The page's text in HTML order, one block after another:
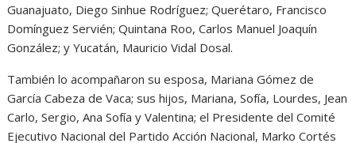
Guanajuato, Diego Sinhue Rodríguez; Querétaro, Francisco
Domínguez Servién; Quintana Roo, Carlos Manuel Joaquín
González; y Yucatán, Mauricio Vidal Dosal.
También lo acompañaron su esposa, Mariana Gómez de
García Cabeza de Vaca; sus hijos, Mariana, Sofía, Lourdes, Jean
Carlo, Sergio, Ana Sofía y Valentina; el Presidente del Comité
Ejecutivo Nacional del Partido Acción Nacional, Marko Cortés